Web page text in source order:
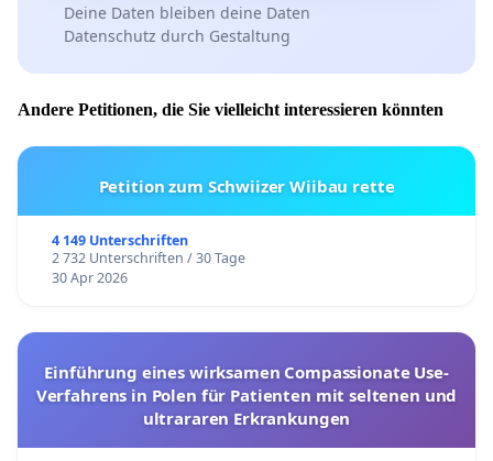
Deine Daten bleiben deine Daten
Datenschutz durch Gestaltung
Andere Petitionen, die Sie vielleicht interessieren könnten
Petition zum Schwiizer Wiibau rette
4 149 Unterschriften
2 732 Unterschriften / 30 Tage
30 Apr 2026
Einführung eines wirksamen Compassionate Use-
Verfahrens in Polen für Patienten mit seltenen und
ultrararen Erkrankungen